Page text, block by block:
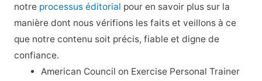
notre processus éditorial pour en savoir plus sur la
manière dont nous vérifions les faits et veillons à ce
que notre contenu soit précis, fiable et digne de
confiance.
American Council on Exercise Personal Trainer